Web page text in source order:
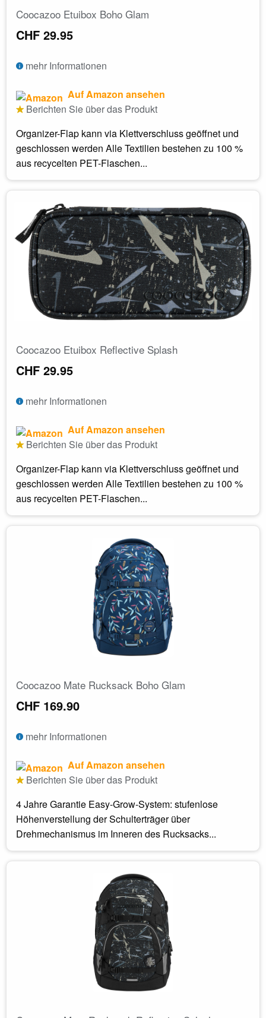
Coocazoo Etuibox Boho Glam
CHF 29.95
mehr Informationen
Auf Amazon ansehen
Berichten Sie über das Produkt
Organizer-Flap kann via Klettverschluss geöffnet und
geschlossen werden Alle Textilien bestehen zu 100 %
aus recycelten PET-Flaschen...
Coocazoo Etuibox Reflective Splash
CHF 29.95
mehr Informationen
Auf Amazon ansehen
Berichten Sie über das Produkt
Organizer-Flap kann via Klettverschluss geöffnet und
geschlossen werden Alle Textilien bestehen zu 100 %
aus recycelten PET-Flaschen...
Coocazoo Mate Rucksack Boho Glam
CHF 169.90
mehr Informationen
Auf Amazon ansehen
Berichten Sie über das Produkt
4 Jahre Garantie Easy-Grow-System: stufenlose
Höhenverstellung der Schulterträger über
Drehmechanismus im Inneren des Rucksacks...